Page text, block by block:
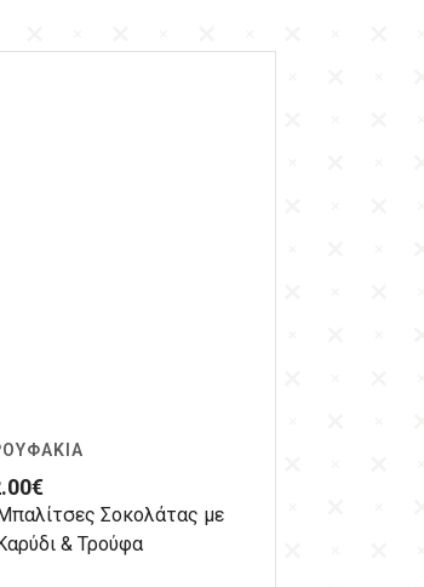
€
Μπαλίτσες Σοκολάτας με
Καρύδι & Τρούφα